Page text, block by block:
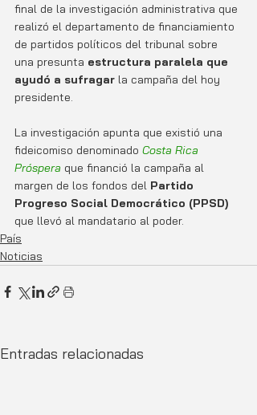
final de la investigación administrativa que
realizó el departamento de financiamiento
de partidos políticos del tribunal sobre
una presunta estructura paralela que
ayudó a sufragar la campaña del hoy
presidente.
La investigación apunta que existió una
fideicomiso denominado Costa Rica
Próspera que financió la campaña al
margen de los fondos del Partido
Progreso Social Democrático (PPSD)
que llevó al mandatario al poder.
País
Noticias
Entradas relacionadas